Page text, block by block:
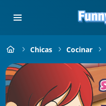
Chicas Cocinar